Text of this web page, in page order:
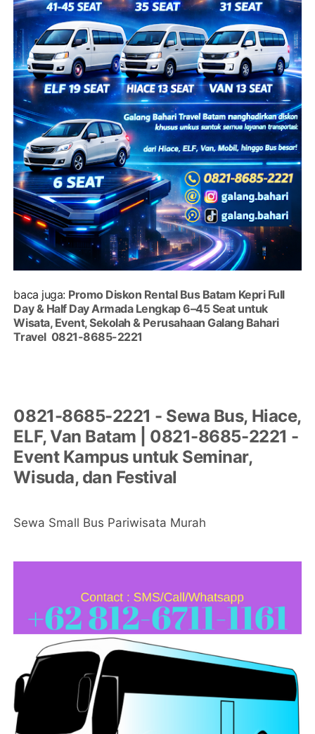
baca juga: Promo Diskon Rental Bus Batam Kepri Full
Day & Half Day Armada Lengkap 6–45 Seat untuk
Wisata, Event, Sekolah & Perusahaan Galang Bahari
Travel 0821-8685-2221
0821-8685-2221 - Sewa Bus, Hiace,
ELF, Van Batam | 0821-8685-2221 -
Event Kampus untuk Seminar,
Wisuda, dan Festival
Sewa Small Bus Pariwisata Murah